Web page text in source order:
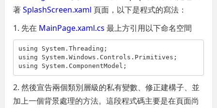
著SplashScreen.xaml 頁面，以下是程式的寫法：
1. 先在 MainPage.xaml.cs 最上方引用以下命名空間
using System.Threading;
using System.Windows.Controls.Primitives;
using System.ComponentModel;
2. 然後宣告兩個類別層級的私有變數、修正建構子、並
加上一個背景處理的方法。這段程式碼主要是在頁面尚